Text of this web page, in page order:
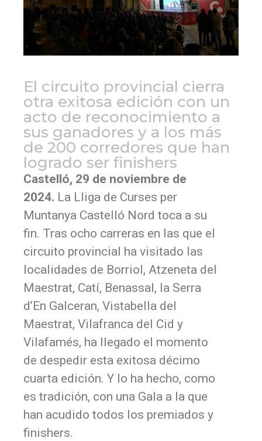
El circuito provincial cierra
otra exitosa edición con un
acto de reconocimiento a
sus ganadores y a los más
de 200 corredores que han
logrado ser finishers
Castelló, 29 de noviembre de
2024. La Lliga de Curses per
Muntanya Castelló Nord toca a su
fin. Tras ocho carreras en las que el
circuito provincial ha visitado las
localidades de Borriol, Atzeneta del
Maestrat, Catí, Benassal, la Serra
d’En Galceran, Vistabella del
Maestrat, Vilafranca del Cid y
Vilafamés, ha llegado el momento
de despedir esta exitosa décimo
cuarta edición. Y lo ha hecho, como
es tradición, con una Gala a la que
han acudido todos los premiados y
finishers.